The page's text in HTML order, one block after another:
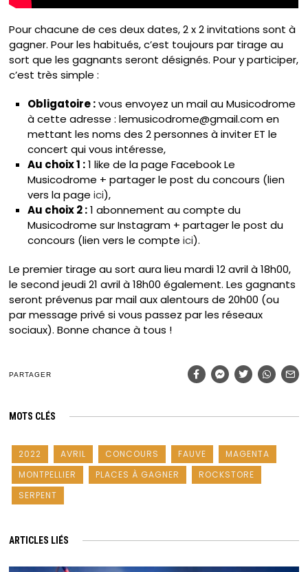
Pour chacune de ces deux dates, 2 x 2 invitations sont à
gagner. Pour les habitués, c’est toujours par tirage au
sort que les gagnants seront désignés. Pour y participer,
c’est très simple :
Obligatoire :vous envoyez un mail au Musicodrome
à cette adresse : lemusicodrome@gmail.com en
mettant les noms des 2 personnes à inviter ET le
concert qui vous intéresse,
Au choix 1 :1 like de la page Facebook Le
Musicodrome + partager le post du concours (lien
vers la page ici),
Au choix 2 :1 abonnement au compte du
Musicodrome sur Instagram + partager le post du
concours (lien vers le compte ici).
Le premier tirage au sort aura lieu mardi 12 avril à 18h00,
le second jeudi 21 avril à 18h00 également. Les gagnants
seront prévenus par mail aux alentours de 20h00 (ou
par message privé si vous passez par les réseaux
sociaux). Bonne chance à tous !
PARTAGER
MOTS CLÉS
2022 AVRIL CONCOURS FAUVE
MAGENTA
MONTPELLIER
PLACES À GAGNER
ROCKSTORE
SERPENT
ARTICLES LIÉS